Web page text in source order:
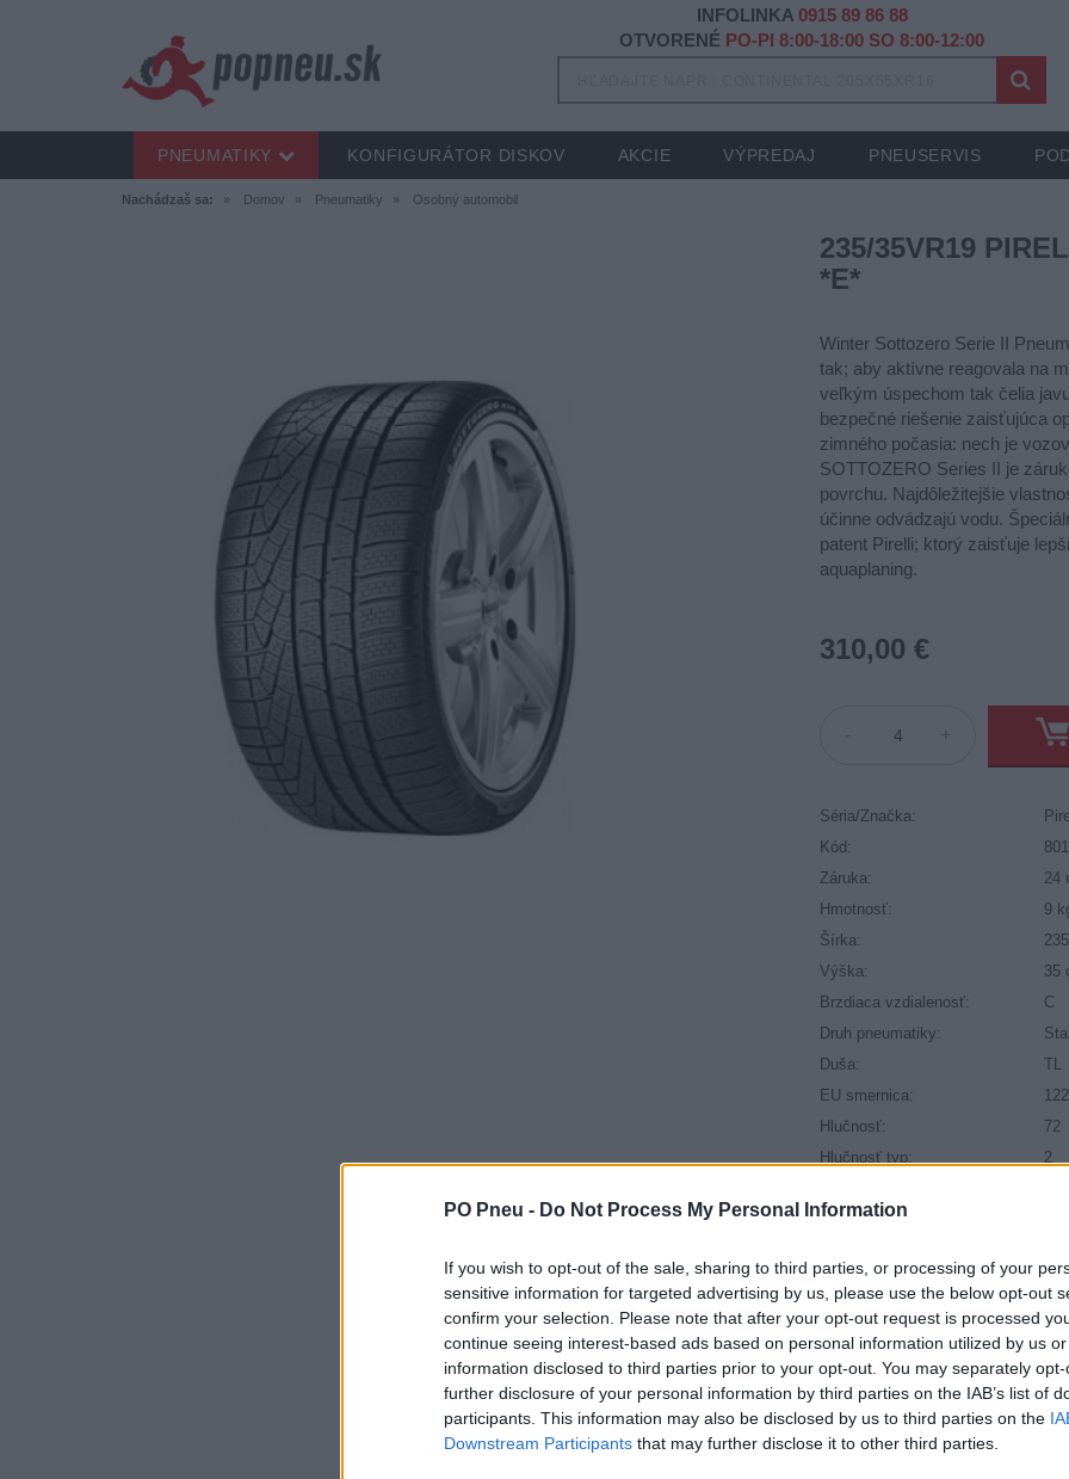
PO Pneu - Do Not Process My Personal Information
If you wish to opt-out of the sale, sharing to third parties, or processing of your
sensitive information for targeted advertising by us, please use the below opt-out
confirm your selection. Please note that after your opt-out request is processed
continue seeing interest-based ads based on personal information utilized by us
information disclosed to third parties prior to your opt-out. You may separately
further disclosure of your personal information by third parties on the IAB’s list of
participants. This information may also be disclosed by us to third parties on the
Downstream Participants that may further disclose it to other third parties.
Nachádzaš sa: Domov Pneumatiky Osobný automobil
235/35VR19
*E*
Winter Sottozero Serie II
tak; aby aktívne reagovala na
veľkým úspechom tak čelia
bezpečné riešenie zaisťujúca
zimného počasia: nech je
SOTTOZERO Series II je
povrchu. Najdôležitejšie
účinne odvádzajú vodu.
patent Pirelli; ktorý zaisťuje
aquaplaning.
310,00 €
Séria/Značka:
Kód:
Záruka:
24
Hmotnosť:
9
Šírka:
Výška:
35
Brzdiaca vzdialenosť:
C
Druh pneumatiky:
Duša:
TL
EU smernica:
Hlučnosť:
72
Hlučnosť typ:
2
Index kg:
Objem:
Palce:
19
Počet v balení:
2
Priľnavosť na mokru:
C
Profil:
Ráfik:
INFOLINKA 0915 89 86 88
OTVORENÉ PO-PI 8:00-18:00 SO 8:00-12:00
PNEUMATIKY KONFIGURÁTOR DISKOV AKCIE VÝPREDAJ PNEUSERVIS